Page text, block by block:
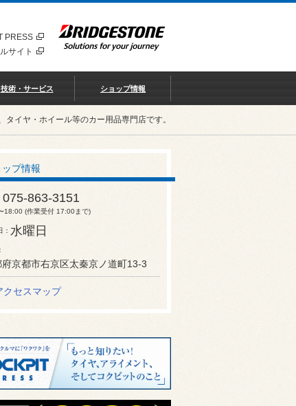
PRESS
サイト
技術・サービス ショップ情報
タイヤ・ホイール等のカー用品専門店です。
ップ情報
075-863-3151
18:00 (作業受付 17:00まで)
水曜日
府京都市右京区太秦京ノ道町13-3
クセスマップ